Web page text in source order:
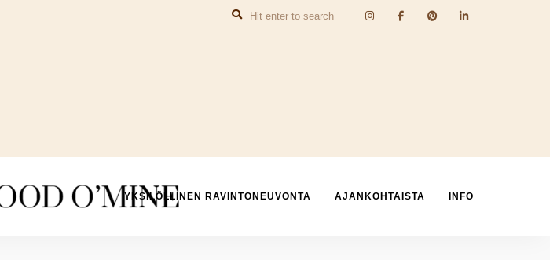
YKSILÖLLINEN RAVINTONEUVONTA AJANKOHTAISTA INFO